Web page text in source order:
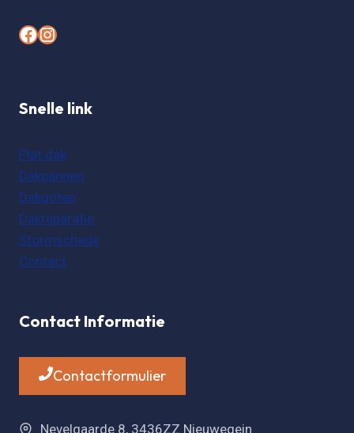
# #
Snelle link
Plat dak
Dakpannen
Dakgoten
Dakreparatie
Stormschade
Contact
Contact Informatie
Contactformulier
Nevelgaarde 8, 3436ZZ Nieuwegein